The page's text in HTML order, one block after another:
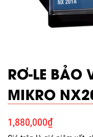
RƠ-LE BẢO
MIKRO
1,880,000₫